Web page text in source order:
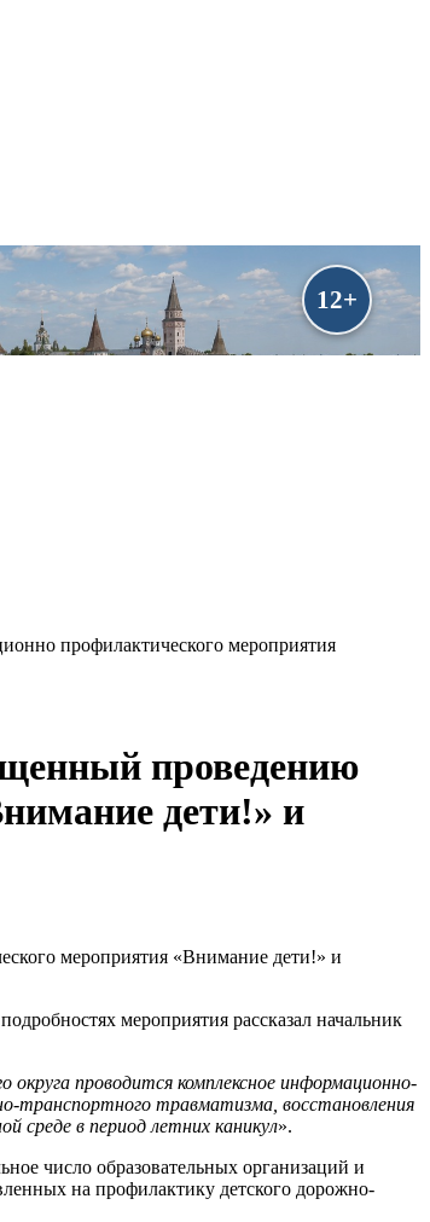
профилактического мероприятия
проведению
дети!» и
мероприятия рассказал начальник
проводится комплексное информационно-
транспортного травматизма, восстановления
среде в период летних каникул».
число образовательных организаций и
на профилактику детского дорожно-